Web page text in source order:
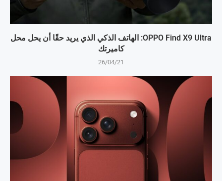
OPPO Find X9 Ultra: الهاتف الذكي الذي يريد حقًا أن يحل محل
كاميرتك
26/04/21